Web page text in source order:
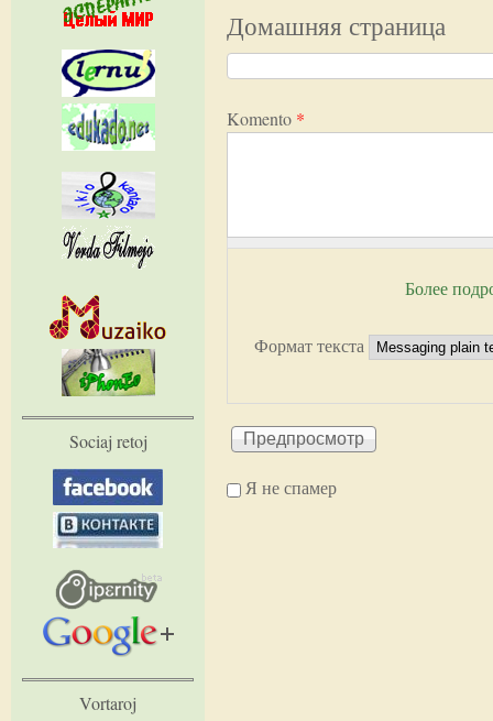
Домашняя страница
Komento *
Более
Формат текста
Я не спамер
Sociaj retoj
Vortaroj